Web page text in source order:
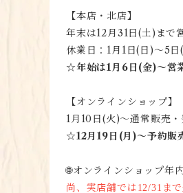
【本店・北店】
年末は12月31日(土)まで
休業日：1月1日(日)〜5日
☆年始は1月6日(金)〜営
【オンラインショップ】
1月10日(火)〜通常販売・
☆12月19日(月)〜予約販
🌐オンラインショップ年
尚、実店舗では12/31ま